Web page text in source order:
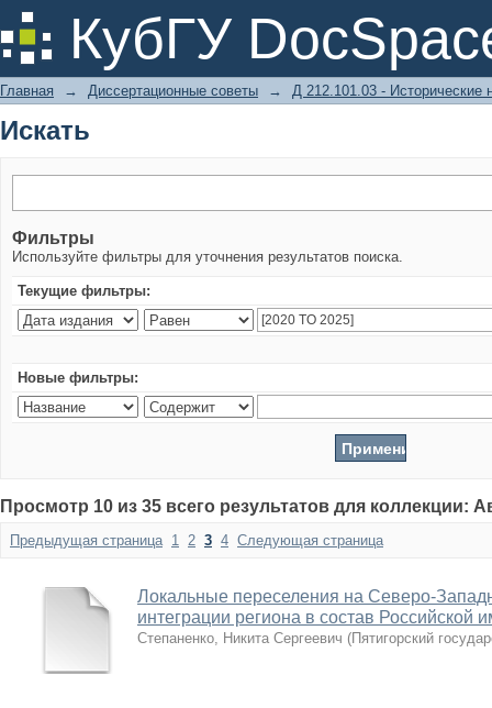
КубГУ
Искать
Главная → Диссертационные советы → Д 212.101.03 - Исторические
Искать
Фильтры
Используйте фильтры для уточнения результатов поиска.
Текущие фильтры:
Новые фильтры:
Просмотр 10 из 35 всего результатов для коллекции:
Предыдущая страница 1 2 3 4 Следующая страница
Локальные переселения на Северо-
интеграции региона в состав Российской
Степаненко, Никита Сергеевич (Пятигорский